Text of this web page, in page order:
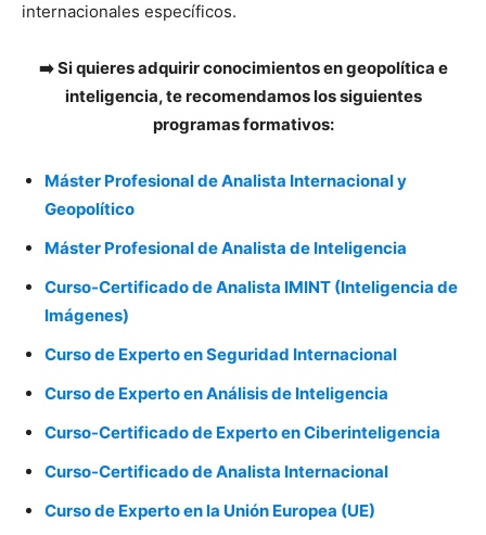
internacionales específicos.
➡️ Si quieres adquirir conocimientos en geopolítica e
inteligencia, te recomendamos los siguientes
programas formativos:
Máster Profesional de Analista Internacional y
Geopolítico
Máster Profesional de Analista de Inteligencia
Curso-Certificado de Analista IMINT (Inteligencia de
Imágenes)
Curso de Experto en Seguridad Internacional
Curso de Experto en Análisis de Inteligencia
Curso-Certificado de Experto en Ciberinteligencia
Curso-Certificado de Analista Internacional
Curso de Experto en la Unión Europea (UE)